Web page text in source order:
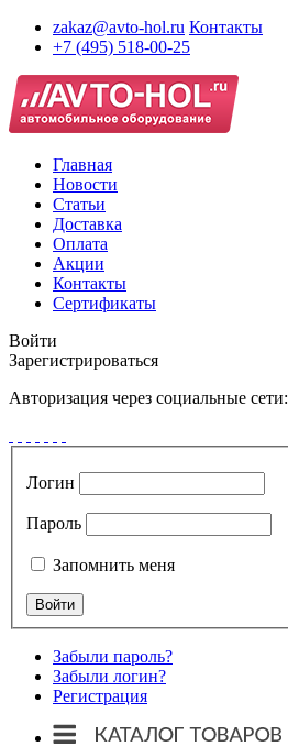
zakaz@avto-hol.ru Контакты
+7 (495) 518-00-25
Главная
Новости
Статьи
Доставка
Оплата
Акции
Контакты
Сертификаты
Войти
Зарегистрироваться
Авторизация через социальные сети:
Логин
Пароль
Запомнить меня
Забыли пароль?
Забыли логин?
Регистрация